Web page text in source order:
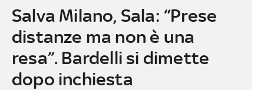
Salva Milano, Sala: “Prese
distanze ma non è una
resa”. Bardelli si dimette
dopo inchiesta